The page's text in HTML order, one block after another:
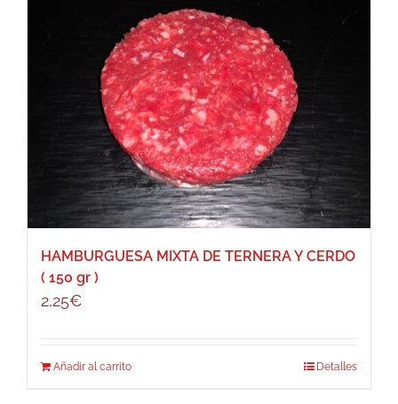
HAMBURGUESA MIXTA DE TERNERA Y CERDO
( 150 gr )
2,25€
Añadir al carrito Detalles